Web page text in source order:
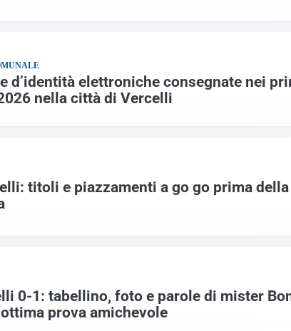
d’identità elettroniche consegnate nei
nella città di Vercelli
titoli e piazzamenti a go go prima della
0-1: tabellino, foto e parole di mister
prova amichevole